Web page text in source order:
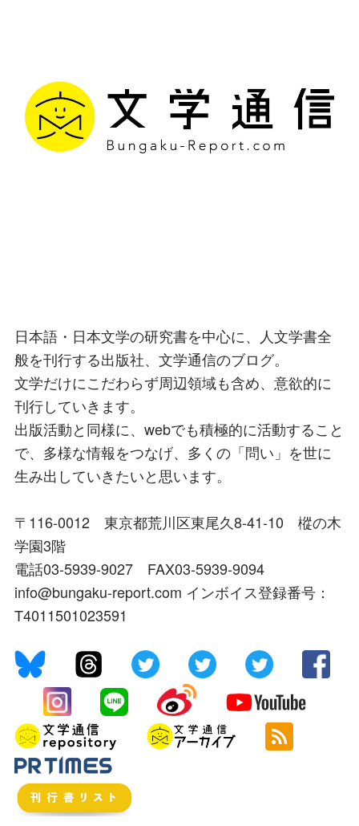
日本語・日本文学の研究書を中心に、人文学書全
般を刊行する出版社、文学通信のブログ。
文学だけにこだわらず周辺領域も含め、意欲的に
刊行していきます。
出版活動と同様に、webでも積極的に活動すること
で、多様な情報をつなげ、多くの「問い」を世に
生み出していきたいと思います。
〒116-0012 東京都荒川区東尾久8-41-10 樅の木
学園3階
電話03-5939-9027 FAX03-5939-9094
info@bungaku-report.com インボイス登録番号：
T4011501023591